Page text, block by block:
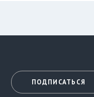
ПОДПИСАТЬСЯ